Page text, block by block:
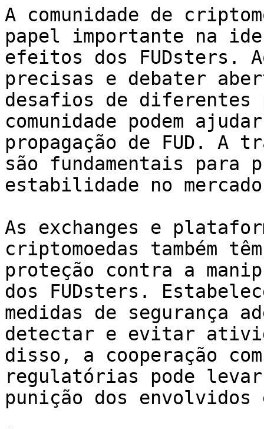
A comunidade de
papel importante na
efeitos dos FUDsters.
precisas e debater
desafios de diferentes
comunidade podem
propagação de FUD. A
são fundamentais para
estabilidade no
As exchanges e
criptomoedas também
proteção contra a
dos FUDsters.
medidas de segurança
detectar e evitar
disso, a cooperação
regulatórias pode
punição dos